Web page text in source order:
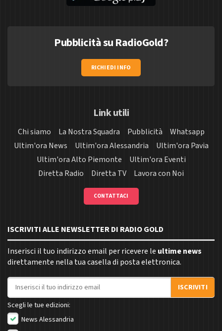
Pubblicità su RadioGold?
RICHIEDI INFO
Link utili
Chi siamo La Nostra Squadra Pubblicità
Whatsapp
Ultim'ora News
Ultim'ora Alessandria
Ultim'ora Pavia
Ultim'ora Alto Piemonte
Ultim'ora Eventi
Diretta Radio
Diretta TV Lavora con Noi
CONTATTACI
ISCRIVITI ALLE NEWSLETTER DI RADIO GOLD
Inserisci il tuo indirizzo email per ricevere le ultime news
direttamente nella tua casella di posta elettronica.
Indirizzo email
ISCRIVITI
Scegli le tue edizioni:
News Alessandria